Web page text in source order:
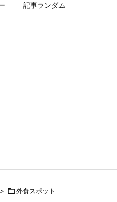
記事ランダム
> 外食スポット